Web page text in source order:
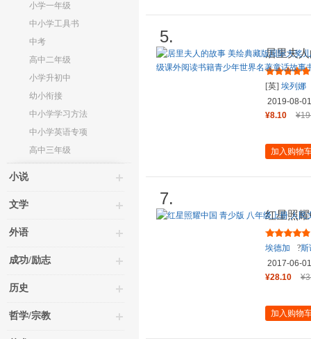
小学一年级
中小学工具书
中考
高中二年级
小学升初中
幼小衔接
中小学学习方法
中小学英语专项
高中三年级
小说
文学
外语
成功/励志
历史
哲学/宗教
5.
居里夫
文学小
[英] 埃列娜
2019-08-01
¥8.10
加入购物
7.
红星照
学出版
埃德加 ?斯
2017-06-01
¥28.10
加入购物